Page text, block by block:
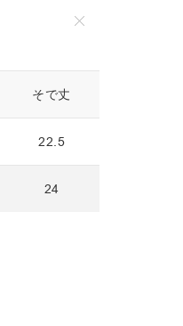
そで丈
22.5
24